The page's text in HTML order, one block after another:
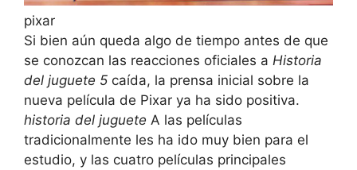
pixar
Si bien aún queda algo de tiempo antes de que
se conozcan las reacciones oficiales a Historia
del juguete 5 caída, la prensa inicial sobre la
nueva película de Pixar ya ha sido positiva.
historia del juguete A las películas
tradicionalmente les ha ido muy bien para el
estudio, y las cuatro películas principales